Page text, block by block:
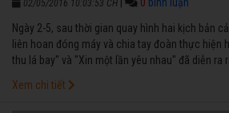
02/05/2016 10:03:53 CH
Ngày 2-5, sau thời gian quay hình hai kịch bản
liên hoan đóng máy và chia tay đoàn thực hiện
thu lá bay" và "Xin một lần yêu nhau" đã diễn ra
lương video này là làm theo tâm nguyện của
Xem chi tiết